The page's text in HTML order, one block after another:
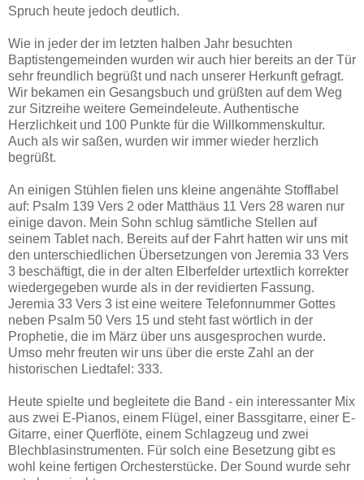
Spruch heute jedoch deutlich.
Wie in jeder der im letzten halben Jahr besuchten
Baptistengemeinden wurden wir auch hier bereits an der Tür
sehr freundlich begrüßt und nach unserer Herkunft gefragt.
Wir bekamen ein Gesangsbuch und grüßten auf dem Weg
zur Sitzreihe weitere Gemeindeleute. Authentische
Herzlichkeit und 100 Punkte für die Willkommenskultur.
Auch als wir saßen, wurden wir immer wieder herzlich
begrüßt.
An einigen Stühlen fielen uns kleine angenähte Stofflabel
auf: Psalm 139 Vers 2 oder Matthäus 11 Vers 28 waren nur
einige davon. Mein Sohn schlug sämtliche Stellen auf
seinem Tablet nach. Bereits auf der Fahrt hatten wir uns mit
den unterschiedlichen Übersetzungen von Jeremia 33 Vers
3 beschäftigt, die in der alten Elberfelder urtextlich korrekter
wiedergegeben wurde als in der revidierten Fassung.
Jeremia 33 Vers 3 ist eine weitere Telefonnummer Gottes
neben Psalm 50 Vers 15 und steht fast wörtlich in der
Prophetie, die im März über uns ausgesprochen wurde.
Umso mehr freuten wir uns über die erste Zahl an der
historischen Liedtafel: 333.
Heute spielte und begleitete die Band - ein interessanter Mix
aus zwei E-Pianos, einem Flügel, einer Bassgitarre, einer E-
Gitarre, einer Querflöte, einem Schlagzeug und zwei
Blechblasinstrumenten. Für solch eine Besetzung gibt es
wohl keine fertigen Orchesterstücke. Der Sound wurde sehr